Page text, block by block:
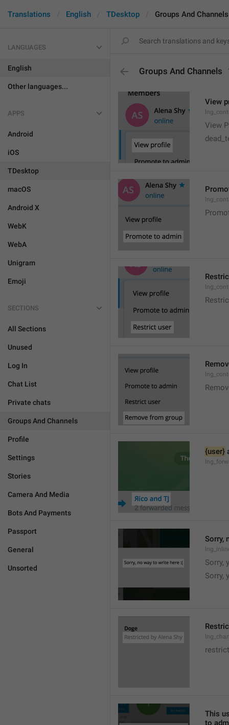
Translations English TDesktop Groups And Channels
LANGUAGES
English
Other languages...
APPS
Android
iOS
TDesktop
macOS
Android X
WebK
WebA
Unigram
Emoji
SECTIONS
All Sections
Unused
Log In
Chat List
Private chats
Groups And Channels
Profile
Settings
Stories
Camera And Media
Bots And Payments
Passport
General
Unsorted
Groups And Channels
View
View
{user}
Sorry,
Sorry,
Sorry,
This
to